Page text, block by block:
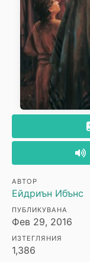
АВТОР
Ейдриън Ибънс
ПУБЛИКУВАНА
Фев 29, 2016
ИЗТЕГЛЯНИЯ
1,386